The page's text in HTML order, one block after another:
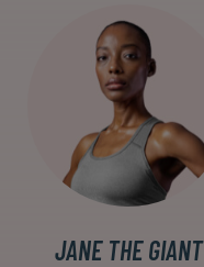
JANE THE GIANT